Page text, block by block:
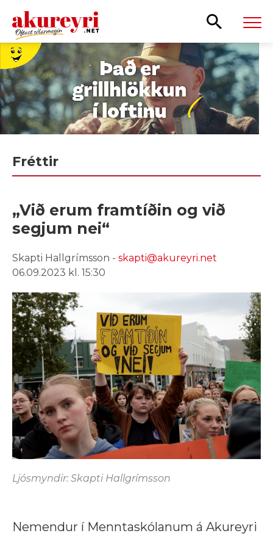
Leita
Fréttir
„Við erum framtíðin og við
segjum nei“
Skapti Hallgrímsson - skapti@akureyri.net
06.09.2023 kl. 15:30
Ljósmyndir: Skapti Hallgrímsson
Nemendur í Menntaskólanum á Akureyri